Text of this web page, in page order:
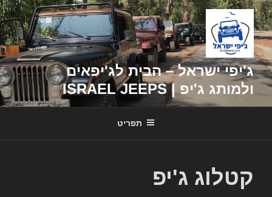
דילוג
לתוכן
ג'יפי ישראל – הבית לג'יפאים
ולמותג ג'יפ | ISRAEL JEEPS
תפריט
קטלוג ג'יפ